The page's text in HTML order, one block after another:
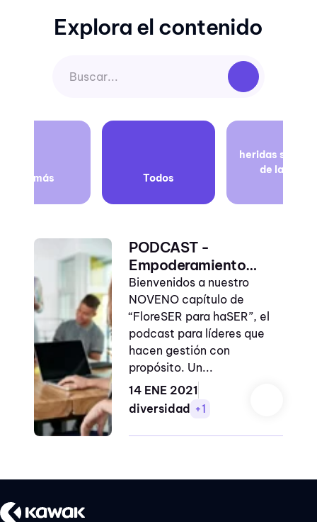
Explora el contenido
Ver más Todos
heridas
de la vida
que es el ego
actividades para
niños en casa
confianza en el
trabajo
liderazgo
compasivo
actuar
PODCAST -
Empoderamiento
femenino
Bienvenidos a nuestro
NOVENO capítulo de
“FloreSER para haSER”, el
podcast para líderes que
hacen gestión con
propósito. Un...
14 ENE 2021
diversidad +1